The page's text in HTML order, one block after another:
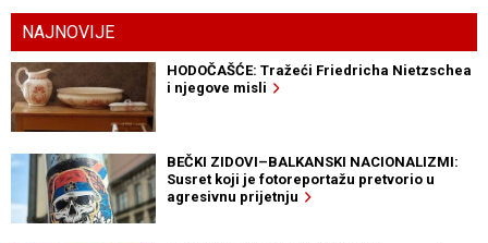
NAJNOVIJE
HODOČAŠĆE: Tražeći Friedricha Nietzschea
i njegove misli
BEČKI ZIDOVI–BALKANSKI NACIONALIZMI:
Susret koji je fotoreportažu pretvorio u
agresivnu prijetnju